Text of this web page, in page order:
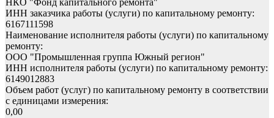
ИНН заказчика работы (услуги) по капитальному ремонту:
6167111598
Наименование исполнителя работы (услуги) по капитальному
ремонту:
ООО "Промышленная группа Южный регион"
ИНН исполнителя работы (услуги) по капитальному ремонту:
6149012883
Объем работ (услуг) по капитальному ремонту в соответствии
с единицами измерения:
0,00